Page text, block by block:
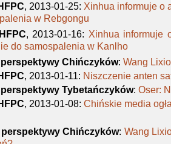
, 2013-01-25: Xinhua informuje o
w Rebgongu
, 2013-01-16: Xinhua informuje
do samospalenia w Kanlho
perspektywy Chińczyków:Wang
, 2013-01-11: Niszczenie anten
perspektywy Tybetańczyków:Oser:
, 2013-01-08:Chińskie media
perspektywy Chińczyków: Wang